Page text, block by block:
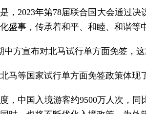
，2023年第78届联合国大会通过
盛事，传承着和平、和睦、和谐
中方宣布对北马试行单方面免签，
马等国家试行单方面免签政策体
，中国入境游客约9500万人次，同